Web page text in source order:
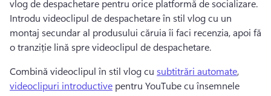
montaj secundar al produsului căruia îi faci recenzia, apoi fă
o tranziție lină spre videoclipul de despachetare.
Combină videoclipul în stil vlog cu subtitrări automate,
videoclipuri introductive pentru YouTube cu însemnele